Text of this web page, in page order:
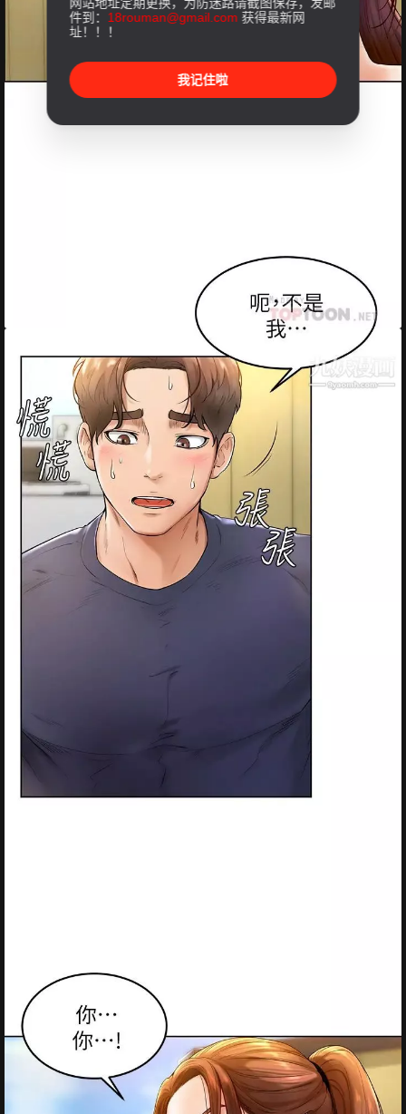
件到： 18rouman@gmail.com 获得最新网
址！！！
我记住啦